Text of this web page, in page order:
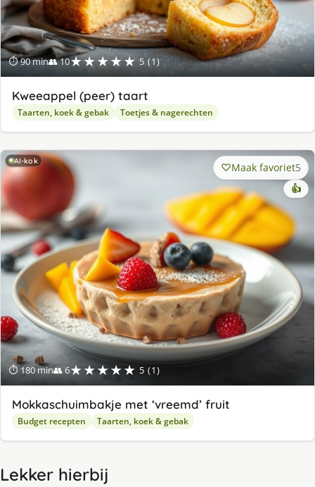
⏱ 90 min👥 10★★★★★ 5 (1)
Kweeappel (peer) taart
Taarten, koek & gebak Toetjes & nagerechten
AI-kok
⏱ 180 min👥 6★★★★★ 5 (1)
Maak favoriet5
👍
Mokkaschuimbakje met ‘vreemd’ fruit
Budget recepten Taarten, koek & gebak
Lekker hierbij